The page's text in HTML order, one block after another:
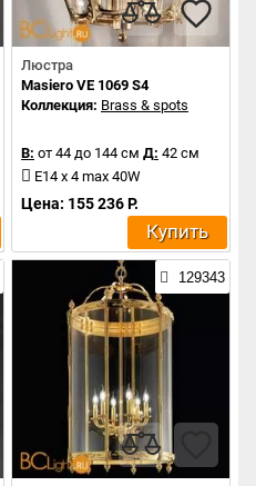
Люстра
Masiero VE 1069 S4
Коллекция: Brass & spots
В: от 44 до 144 см Д: 42 см
E14 x 4 max 40W
Цена: 155 236 Р.
Купить
129343